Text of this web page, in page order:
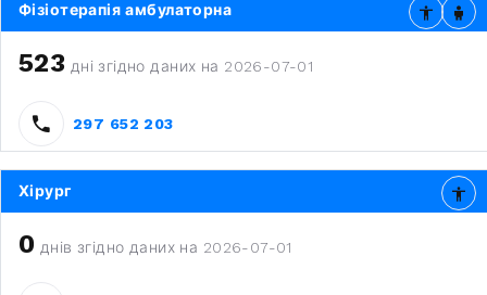
Фізіотерапія амбулаторна
523 дні згідно даних на 2026-07-01
297 652 203
Хірург
0 днів згідно даних на 2026-07-01